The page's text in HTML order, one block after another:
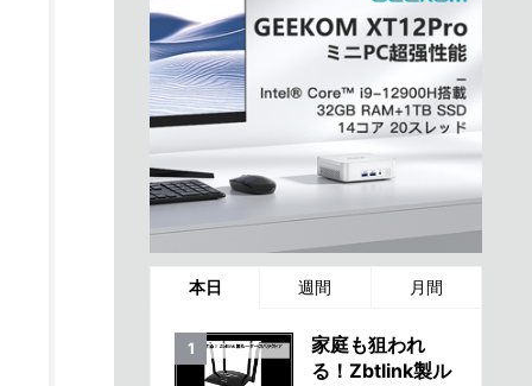
本日 週間 月間
家庭も狙われ
る！Zbtlink製ル